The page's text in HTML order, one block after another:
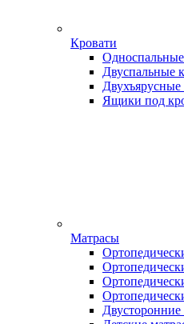
Кровати
Двуспальные
Двухъярусные
Ящики под
Матрасы